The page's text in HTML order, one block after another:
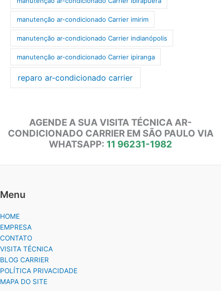
manutenção ar-condicionado Carrier imirim
manutenção ar-condicionado Carrier indianópolis
manutenção ar-condicionado Carrier ipiranga
reparo ar-condicionado carrier
AGENDE A SUA VISITA TÉCNICA AR-
CONDICIONADO CARRIER EM SÃO PAULO VIA
WHATSAPP: 11 96231-1982
Menu
HOME
EMPRESA
CONTATO
VISITA TÉCNICA
BLOG CARRIER
POLÍTICA PRIVACIDADE
MAPA DO SITE